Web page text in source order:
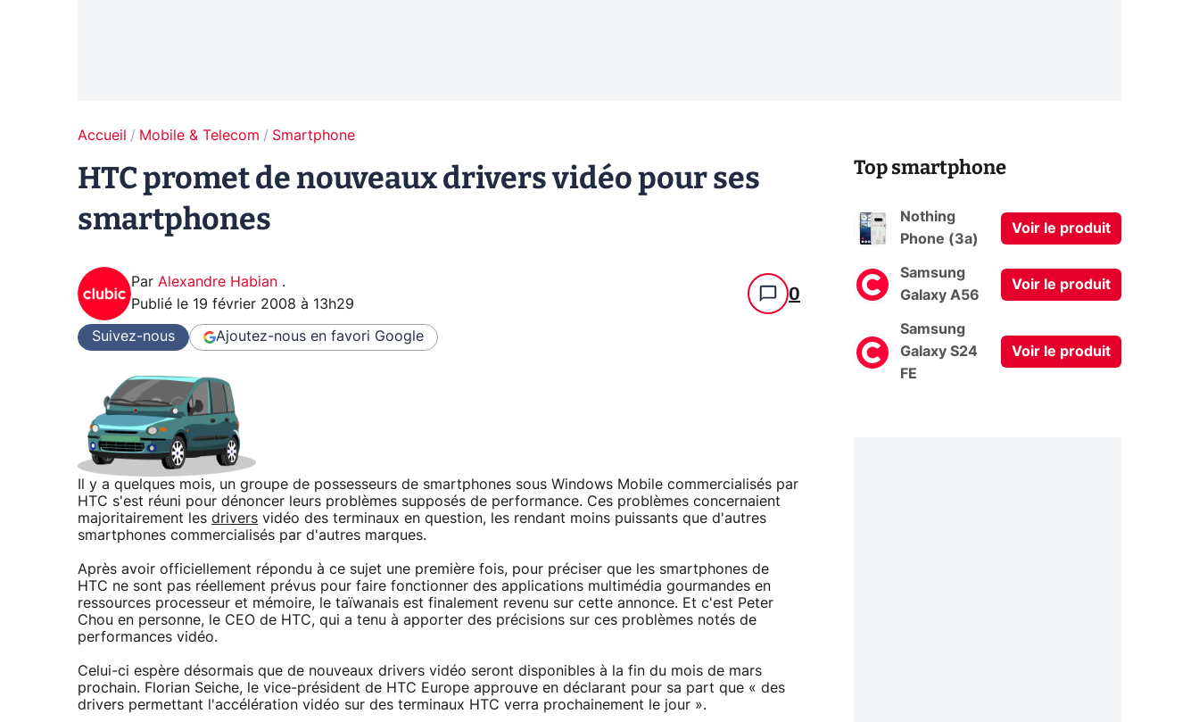
Accueil Mobile & Telecom Smartphone
HTC promet de nouveaux drivers vidéo pour ses
smartphones
Par Alexandre Habian .
Publié le 19 février 2008 à 13h29 0
Suivez-nous Ajoutez-nous en favori Google
Il y a quelques mois, un groupe de possesseurs de smartphones sous Windows Mobile commercialisés par
HTC s'est réuni pour dénoncer leurs problèmes supposés de performance. Ces problèmes concernaient
majoritairement les drivers vidéo des terminaux en question, les rendant moins puissants que d'autres
smartphones commercialisés par d'autres marques.
Après avoir officiellement répondu à ce sujet une première fois, pour préciser que les smartphones de
HTC ne sont pas réellement prévus pour faire fonctionner des applications multimédia gourmandes en
ressources processeur et mémoire, le taïwanais est finalement revenu sur cette annonce. Et c'est Peter
Chou en personne, le CEO de HTC, qui a tenu à apporter des précisions sur ces problèmes notés de
performances vidéo.
Celui-ci espère désormais que de nouveaux drivers vidéo seront disponibles à la fin du mois de mars
prochain. Florian Seiche, le vice-président de HTC Europe approuve en déclarant pour sa part que « des
drivers permettant l'accélération vidéo sur des terminaux HTC verra prochainement le jour ».
Top smartphone
Nothing
Phone (3a)
Voir le produit
Samsung
Galaxy A56
Voir le produit
Samsung
Galaxy S24
FE
Voir le produit